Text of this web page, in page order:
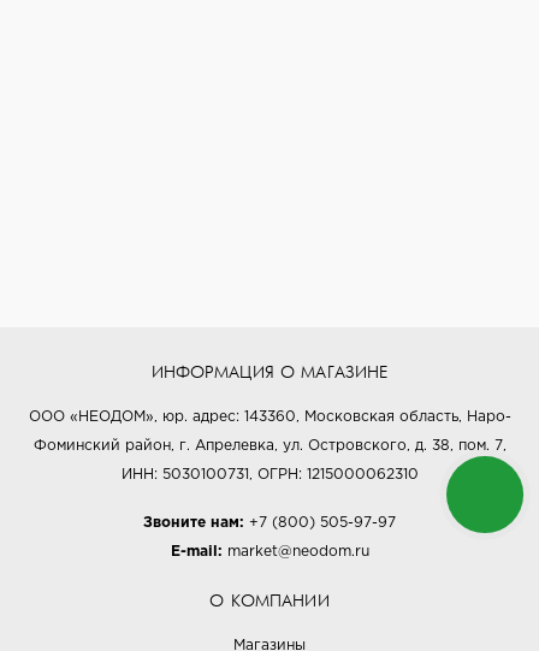
ИНФОРМАЦИЯ О МАГАЗИНЕ
ООО «НЕОДОМ», юр. адрес: 143360, Московская область, Наро-
Фоминский район, г. Апрелевка, ул. Островского, д. 38, пом. 7,
ИНН: 5030100731, ОГРН: 1215000062310
Звоните нам: +7 (800) 505-97-97
E-mail: market@neodom.ru
О КОМПАНИИ
Магазины